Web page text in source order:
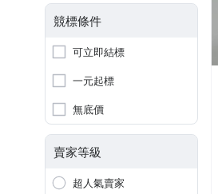
競標條件
可立即結標
一元起標
無底價
賣家等級
超人氣賣家